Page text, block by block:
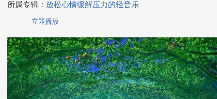
所属专辑： 放松心情缓解压力的轻音乐
立即播放